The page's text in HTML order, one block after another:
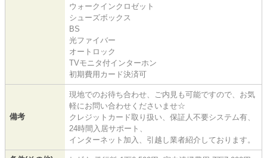
ウォークインクロゼット
シューズボックス
BS
光ファイバー
オートロック
TVモニタ付インターホン
初期費用カード決済可
備考
現地でのお待ち合わせ、ご内見も可能ですので、お気
軽にお問い合わせくださいませ☆
クレジットカード取り扱い、保証人不要システム有、
24時間入居サポート、
インターネット加入、引越し業者紹介しております。